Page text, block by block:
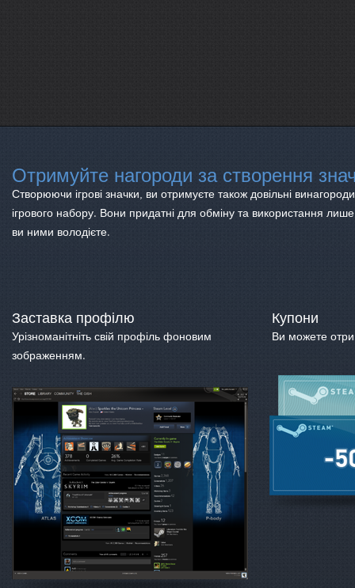
Отримуйте нагороди за створення
Створюючи ігрові значки, ви отримуєте також довільні
ігрового набору. Вони придатні для обміну та використання
ви ними володієте.
Заставка профілю
Урізноманітніть свій профіль фоновим
зображенням.
Купони
Ви можете